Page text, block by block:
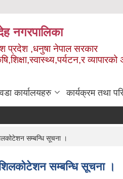
नगरपालिका
प्रदेश ,धनुषा नेपाल सरकार
वडा कार्यालयहरु कार्यक्रम तथा
सम्बन्धि सूचना ।
सम्बन्धि सूचना ।